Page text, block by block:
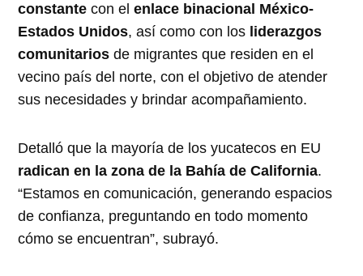
constante con elenlace binacional México-
Estados Unidos, así como con los liderazgos
comunitarios de migrantes que residen en el
vecino país del norte, con el objetivo de atender
sus necesidades y brindar acompañamiento.
Detalló que la mayoría de los yucatecos en EU
radican en la zona de la Bahía de California.
“Estamos en comunicación, generando espacios
de confianza, preguntando en todo momento
cómo se encuentran”, subrayó.